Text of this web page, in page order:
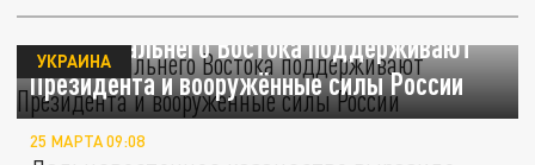
Казаки Дальнего Востока поддерживают
Президента и вооружённые силы России
УКРАИНА
25 МАРТА 09:08